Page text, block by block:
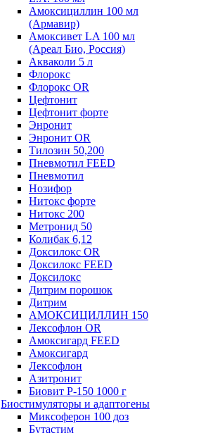
Амоксициллин 100 мл
(Армавир)
Амоксивет LA 100 мл
(Ареал Био, Россия)
Акваколи 5 л
Флорокс
Флорокс OR
Цефтонит
Цефтонит форте
Энронит
Энронит OR
Тилозин 50,200
Пневмотил FEED
Пневмотил
Нозифор
Нитокс форте
Нитокс 200
Метронид 50
Колибак 6,12
Доксилокс OR
Доксилокс FEED
Доксилокс
Дитрим порошок
Дитрим
АМОКСИЦИЛЛИН 150
Лексофлон OR
Амоксигард FEED
Амоксигард
Лексофлон
Азитронит
Биовит Р-150 1000 г
Биостимуляторы и адаптогены
Миксоферон 100 доз
Бутастим